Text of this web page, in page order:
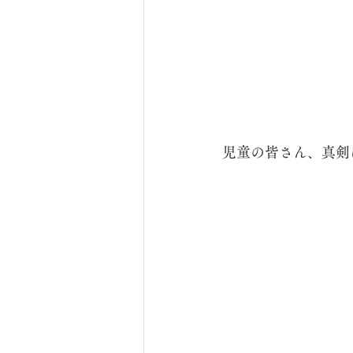
児童の皆さん、真